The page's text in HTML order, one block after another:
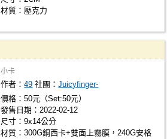
材質：壓克力
小卡
作者：49 社團：Juicyfinger-
價格：50元（Set:50元）
發售日期：2022-02-12
尺寸：9x14公分
材質：300G銅西卡+雙面上霧膜，240G安格